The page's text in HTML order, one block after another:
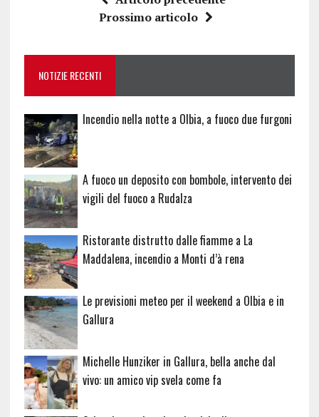
o
k
te res
p
p
re
Prossimo articolo
NOTIZIE RECENTI
Incendio nella notte a Olbia, a fuoco due furgoni
A fuoco un deposito con bombole, intervento dei
vigili del fuoco a Rudalza
Ristorante distrutto dalle fiamme a La
Maddalena, incendio a Monti d’à rena
Le previsioni meteo per il weekend a Olbia e in
Gallura
Michelle Hunziker in Gallura, bella anche dal
vivo: un amico vip svela come fa